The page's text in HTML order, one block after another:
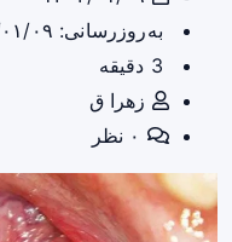
به‌روزرسانی: ۱۴۰۴/۰۱/۰۹
زهرا ق